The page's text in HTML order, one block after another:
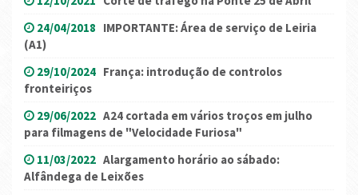
24/04/2018 IMPORTANTE: Área de serviço de Leiria
(A1)
29/10/2024 França: introdução de controlos
fronteiriços
29/06/2022 A24 cortada em vários troços em julho
para filmagens de "Velocidade Furiosa"
11/03/2022 Alargamento horário ao sábado:
Alfândega de Leixões